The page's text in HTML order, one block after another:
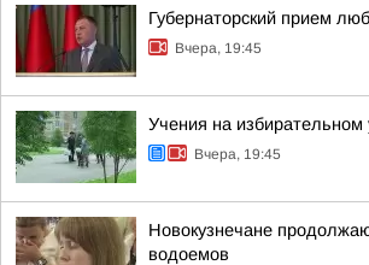
Губернаторский прием
Вчера, 19:45
Учения на избирательном
Вчера, 19:45
Новокузнечане
водоемов